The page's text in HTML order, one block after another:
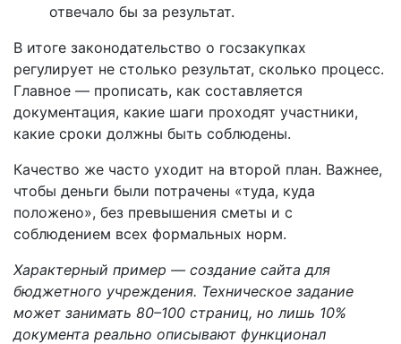
отвечало бы за результат.
В итоге законодательство о госзакупках
регулирует не столько результат, сколько процесс.
Главное — прописать, как составляется
документация, какие шаги проходят участники,
какие сроки должны быть соблюдены.
Качество же часто уходит на второй план. Важнее,
чтобы деньги были потрачены «туда, куда
положено», без превышения сметы и с
соблюдением всех формальных норм.
Характерный пример — создание сайта для
бюджетного учреждения. Техническое задание
может занимать 80–100 страниц, но лишь 10%
документа реально описывают функционал